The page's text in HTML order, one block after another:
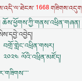
1668 གཟིགས་འདུག
ཆོས་ཕྱོགས་ཀྱི་གནས་འཕྲིན་གཞན།
བགྲོ་གླེང་འཕྲིན་གསར།
༢༠༢༤ ལོའི་འཕྲིན་མཛོད།